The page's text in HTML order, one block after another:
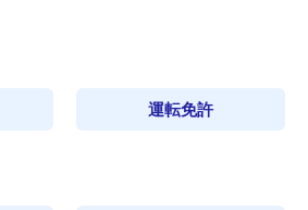
運転免許